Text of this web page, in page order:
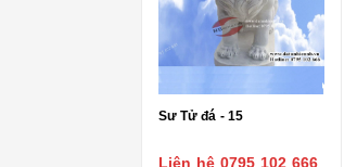
Sư Tử đá - 15
Liên hệ 0795 102 666